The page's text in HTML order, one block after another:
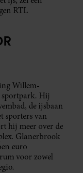
RTL
Willem-
sportpark. Hij
de ijsbaan
sporters van
hij meer over de
Glanerbrook
euro
voor zowel